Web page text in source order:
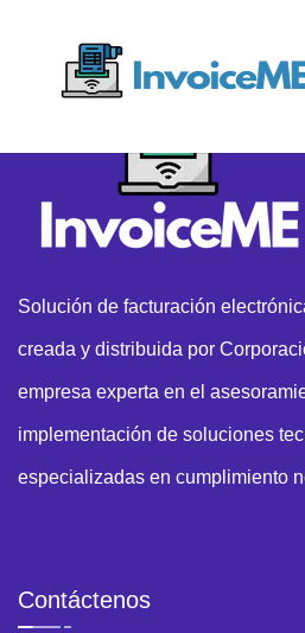
Solución de facturación
creada y distribuida por
empresa experta en el
implementación de soluciones
especializadas en cumplimiento
Contáctenos